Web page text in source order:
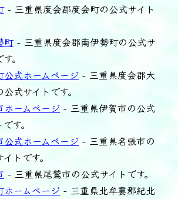
- 三重県度会郡度会町の公式サイト
町- 三重県度会郡南伊勢町の公式サ
。
公式ホームページ - 三重県度会郡大
式サイトです。
ホームページ - 三重県伊賀市の公式
す。
公式ホームページ - 三重県名張市の
トです。
- 三重県尾鷲市の公式サイトです。
ホームページ - 三重県北牟婁郡紀北